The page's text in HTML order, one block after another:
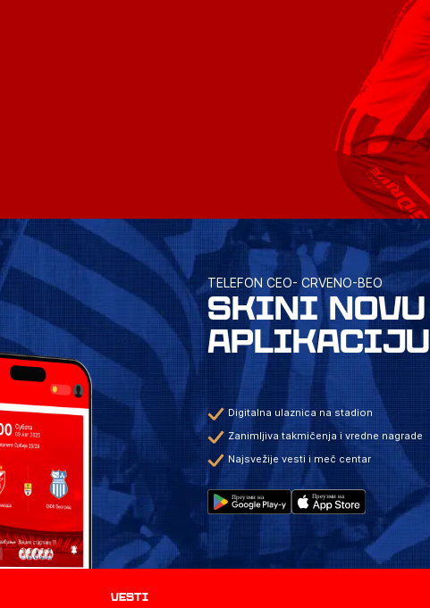
TELEFON CEO- CRVENO-BEO
SKINI NOVU
APLIKACIJU
Digitalna ulaznica na stadion
Zanimljiva takmičenja i vredne nagrade
Najsvežije vesti i meč centar
Vesti